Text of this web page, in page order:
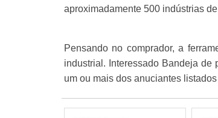
aproximadamente 500 indústrias
Pensando no comprador, a
industrial. Interessado Bandeja de
um ou mais dos anuciantes